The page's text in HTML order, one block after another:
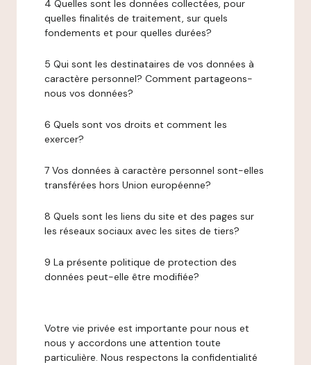
4 Quelles sont les données collectées, pour
quelles finalités de traitement, sur quels
fondements et pour quelles durées?
5 Qui sont les destinataires de vos données à
caractère personnel? Comment partageons-
nous vos données?
6 Quels sont vos droits et comment les
exercer?
7 Vos données à caractère personnel sont-elles
transférées hors Union européenne?
8 Quels sont les liens du site et des pages sur
les réseaux sociaux avec les sites de tiers?
9 La présente politique de protection des
données peut-elle être modifiée?
Votre vie privée est importante pour nous et
nous y accordons une attention toute
particulière. Nous respectons la confidentialité